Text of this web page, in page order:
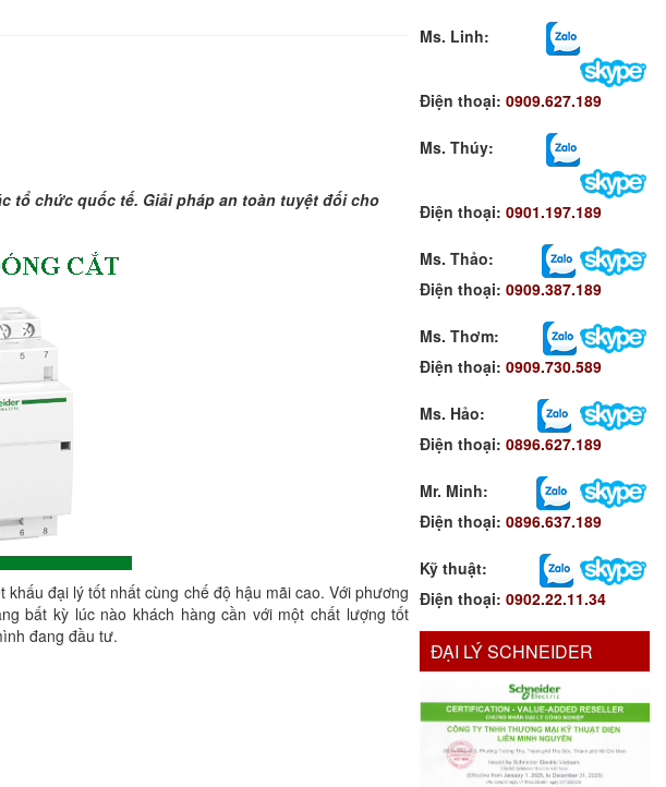
tổ chức quốc tế. Giải pháp an toàn tuyệt đối cho
khấu đại lý tốt nhất cùng chế độ hậu mãi cao. Với phương
bất kỳ lúc nào khách hàng cần với một chất lượng tốt
đang đầu tư.
Ms. Linh:
Điện thoại: 0909.627.189
Ms. Thúy:
Điện thoại:0901.197.189
Ms. Thảo:
Điện thoại:0909.387.189
Ms. Thơm:
Điện thoại:0909.730.589
Ms. Hảo:
Điện thoại:0896.627.189
Mr. Minh:
Điện thoại:0896.637.189
Kỹ thuật:
Điện thoại:0902.22.11.34
ĐẠI LÝ SCHNEIDER